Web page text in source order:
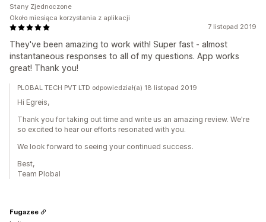
7 listopad 2019
They've been amazing to work with! Super fast - almost
instantaneous responses to all of my questions. App works
great! Thank you!
Stany Zjednoczone
Około miesiąca korzystania z aplikacji
PLOBAL TECH PVT LTD odpowiedział(a) 18 listopad 2019
Hi Egreis,
Thank you for taking out time and write us an amazing review. We're
so excited to hear our efforts resonated with you.
We look forward to seeing your continued success.
Best,
Team Plobal
Fugazee